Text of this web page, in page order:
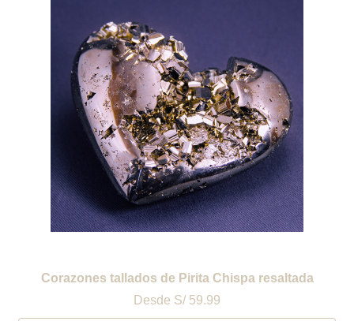
Corazones tallados de Pirita Chispa resaltada
Desde S/ 59.99